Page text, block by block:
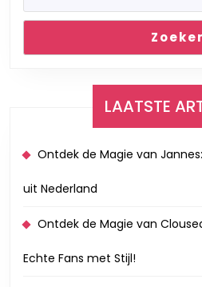
LAATSTE
Ontdek de Magie van
uit Nederland
Ontdek de Magie van
Echte Fans met Stijl!